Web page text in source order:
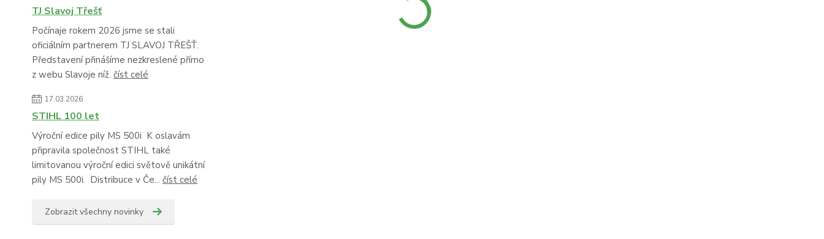
TJ Slavoj Třešť
Počínaje rokem 2026 jsme se stali
oficiálním partnerem TJ SLAVOJ TŘEŠŤ.
Představení přinášíme nezkreslené přímo
z webu Slavoje níž. číst celé
17.03.2026
STIHL 100 let
Výroční edice pily MS 500i K oslavám
připravila společnost STIHL také
limitovanou výroční edici světově unikátní
pily MS 500i. Distribuce v Če... číst celé
Zobrazit všechny novinky